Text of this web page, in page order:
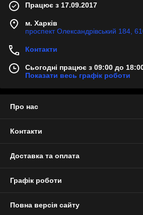
Працює з 17.09.2017
м. Харків
проспект Олександрівський 184,
Контакти
Сьогодні працює з 09:00 до
Показати весь графік роботи
Про нас
Контакти
Доставка та оплата
Графік роботи
Повна версія сайту